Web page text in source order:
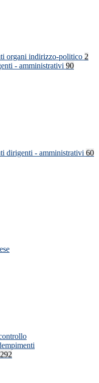
organi indirizzo-politico 2
- amministrativi 90
dirigenti - amministrativi 60